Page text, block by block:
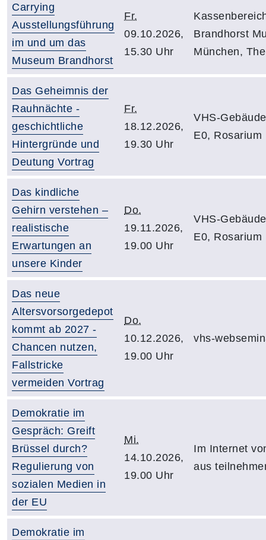
Carrying
Ausstellungsführung
im und um das
Museum Brandhorst
Fr.
09.10.2026,
15.30 Uhr
Brandhorst
München,
Das Geheimnis der
Rauhnächte -
geschichtliche
Hintergründe und
Deutung Vortrag
Fr.
18.12.2026,
19.30 Uhr
VHS-
E0, Rosarium
Das kindliche
Gehirn verstehen –
realistische
Erwartungen an
unsere Kinder
Do.
19.11.2026,
19.00 Uhr
VHS-
E0, Rosarium
Das neue
Altersvorsorgedepot
kommt ab 2027 -
Chancen nutzen,
Fallstricke
vermeiden Vortrag
Do.
10.12.2026,
19.00 Uhr
vhs-
Demokratie im
Gespräch: Greift
Brüssel durch?
Regulierung von
sozialen Medien in
der EU
Mi.
14.10.2026,
19.00 Uhr
Im Internet
aus
Demokratie im